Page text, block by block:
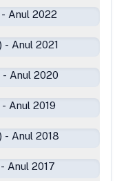
- Anul 2022
- Anul 2021
- Anul 2020
- Anul 2019
- Anul 2018
- Anul 2017